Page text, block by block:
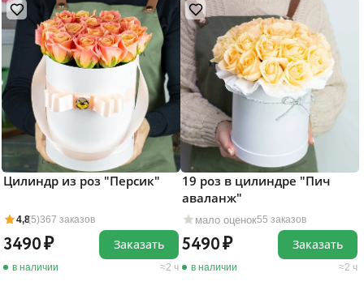
4,8(5)367 заказов
Цилиндр из роз "Персик"
3490
в наличии 2 ч
Заказать
мало оценок55 заказов
19 роз в цилиндре "Пич
аваланж"
5490
в наличии 2 ч
Заказать